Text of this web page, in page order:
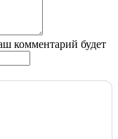
комментарий будет